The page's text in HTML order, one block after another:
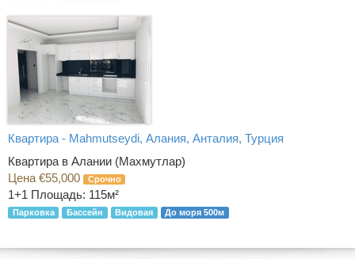
Квартира - Mahmutseydi, Алания, Анталия, Турция
Квартира в Алании (Махмутлар)
Цена €55,000
Срочно
1+1 Площадь: 115м²
Парковка Бассейн Видовая До моря 500м